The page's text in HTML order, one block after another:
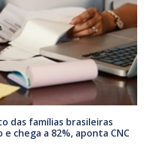
das famílias brasileiras
chega a 82%, aponta CNC